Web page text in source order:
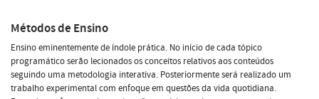
Métodos de Ensino
Ensino eminentemente de índole prática. No início de cada tópico
programático serão lecionados os conceitos relativos aos conteúdos
seguindo uma metodologia interativa. Posteriormente será realizado um
trabalho experimental com enfoque em questões da vida quotidiana.